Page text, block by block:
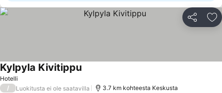
Jaa
Hotelli
Kylpyla Kivitippu
/ Luokitusta ei ole saatavilla 3.7 km kohteesta Keskusta